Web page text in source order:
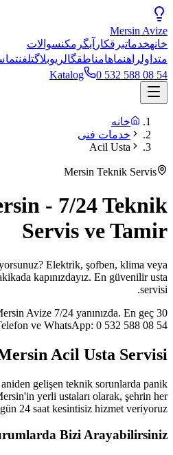
Mersin Avize
خانهخدماتبرقکار آبگرمکنسوالات
متداولراهنماهامناطقگالریوبلاگتلفن
Katalog
0 532 588 08 54
خانه
خدمات فنی
Acil Usta
Mersin Teknik Servis
- 7/24 Teknik
Servis ve Tamir
Elektrik, şofben, klima veya
kapınızdayız. En güvenilir usta
servisi.
Avize 7/24 yanınızda. En geç 30
ve WhatsApp: 0 532 588 08 54.
Acil Usta Servisi
gelişen teknik sorunlarda panik
yerli ustaları olarak, şehrin her
24 saat kesintisiz hizmet veriyoruz.
Bizi Arayabilirsiniz?